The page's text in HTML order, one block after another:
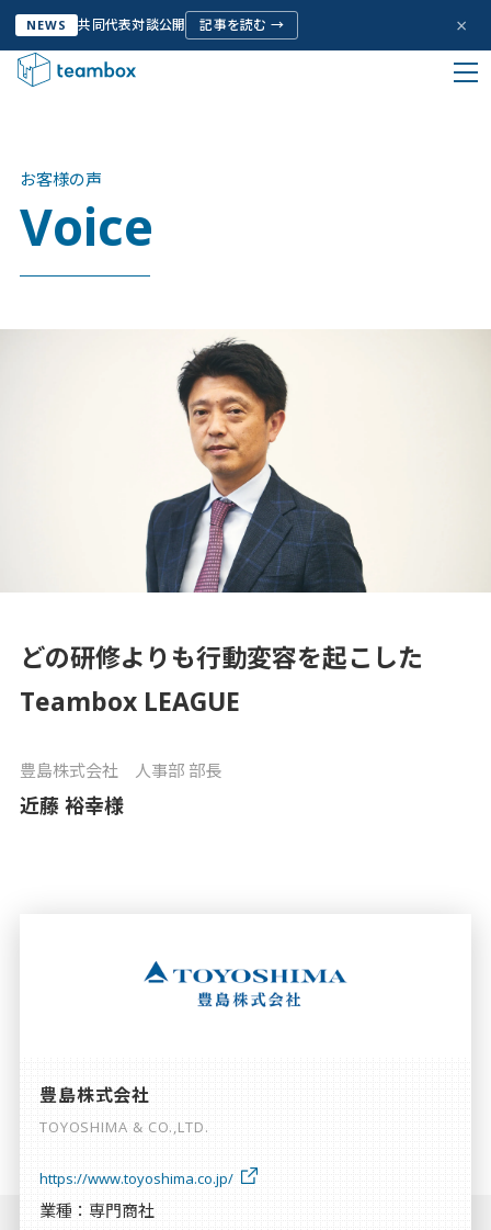
NEWS 共同代表対談公開 記事を読む → ×
私たちについて
Company Info
News
HOME お客様の声
お客様の声
Voice
どの研修よりも行動変容を起こした
Teambox LEAGUE
豊島株式会社 人事部 部長
近藤 裕幸様
豊島株式会社
TOYOSHIMA & CO.,LTD.
https://www.toyoshima.co.jp/
業種：専門商社